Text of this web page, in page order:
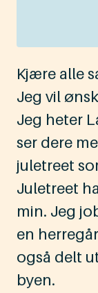
Kjære alle
Jeg vil
Jeg heter
ser dere
juletreet
Juletreet
min. Jeg
en
også delt
byen.